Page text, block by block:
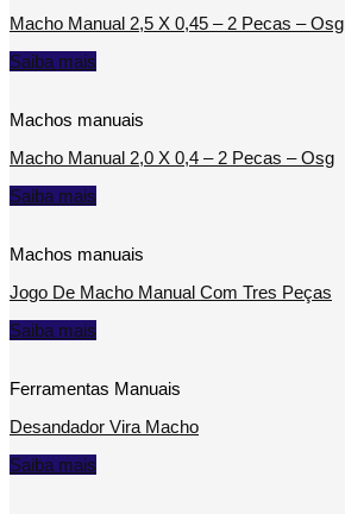
Macho Manual 2,5 X 0,45 – 2 Pecas – Osg
Saiba mais
Machos manuais
Macho Manual 2,0 X 0,4 – 2 Pecas – Osg
Saiba mais
Machos manuais
Jogo De Macho Manual Com Tres Peças
Saiba mais
Ferramentas Manuais
Desandador Vira Macho
Saiba mais